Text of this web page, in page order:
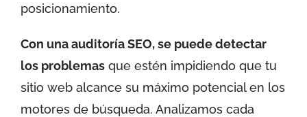
posicionamiento.
Con una auditoría SEO, se puede detectar
los problemas que estén impidiendo que tu
sitio web alcance su máximo potencial en los
motores de búsqueda. Analizamos cada